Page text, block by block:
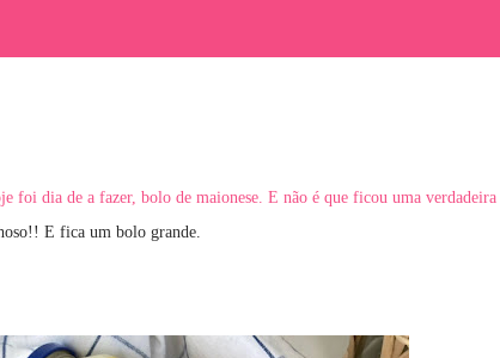
foi dia de a fazer, bolo de maionese. E não é que ficou uma
E fica um bolo grande.